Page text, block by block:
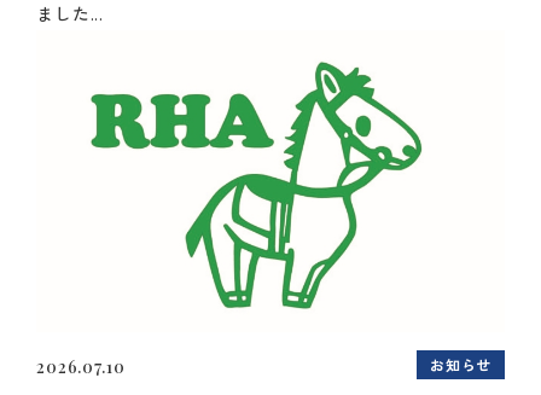
ました...
2026.07.10 お知らせ